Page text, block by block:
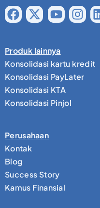
Produk lainnya
Konsolidasi kartu kredit
Konsolidasi PayLater
Konsolidasi KTA
Konsolidasi Pinjol
Perusahaan
Kontak
Blog
Success Story
Kamus Finansial